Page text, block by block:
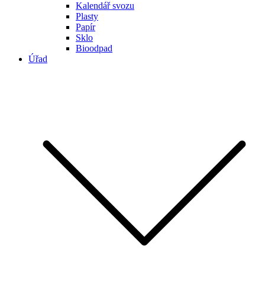
Kalendář svozu
Plasty
Papír
Sklo
Bioodpad
Úřad